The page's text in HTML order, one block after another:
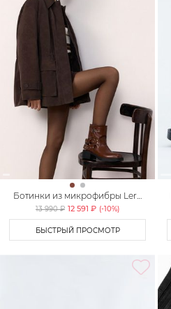
Ботинки из микрофибры Lera
Nena Unreal
13 990 ₽ 12 591 ₽ (-10%)
БЫСТРЫЙ ПРОСМОТР